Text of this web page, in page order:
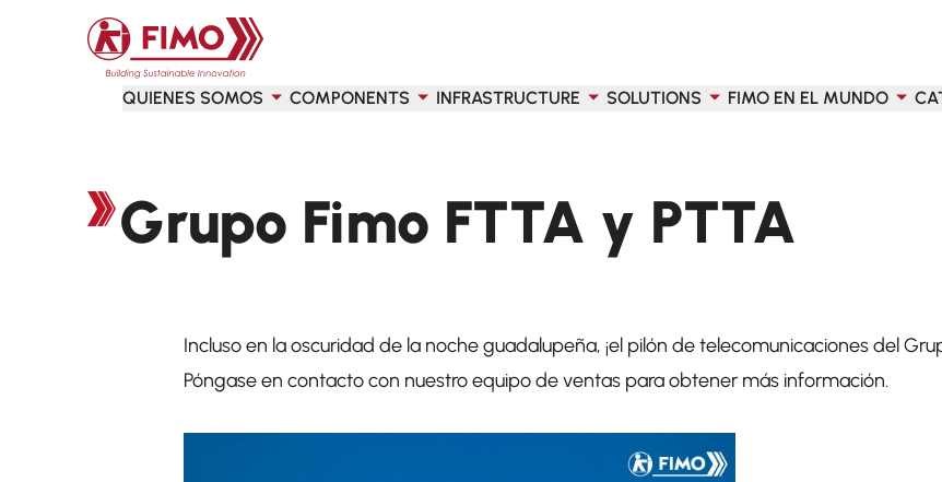
Volver a la página principal
QUIENES SOMOS COMPONENTS INFRASTRUCTURE SOLUTIONS FIMO EN EL MUNDO
Grupo Fimo FTTA y PTTA
Incluso en la oscuridad de la noche guadalupeña, ¡el pilón de telecomunicaciones del
Póngase en contacto con nuestro equipo de ventas para obtener más información.